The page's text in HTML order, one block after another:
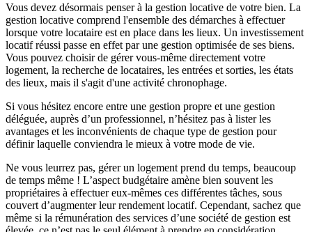
Vous devez désormais penser à la gestion locative de votre bien. La
gestion locative comprend l'ensemble des démarches à effectuer
lorsque votre locataire est en place dans les lieux. Un investissement
locatif réussi passe en effet par une gestion optimisée de ses biens.
Vous pouvez choisir de gérer vous-même directement votre
logement, la recherche de locataires, les entrées et sorties, les états
des lieux, mais il s'agit d'une activité chronophage.
Si vous hésitez encore entre une gestion propre et une gestion
déléguée, auprès d’un professionnel, n’hésitez pas à lister les
avantages et les inconvénients de chaque type de gestion pour
définir laquelle conviendra le mieux à votre mode de vie.
Ne vous leurrez pas, gérer un logement prend du temps, beaucoup
de temps même ! L’aspect budgétaire amène bien souvent les
propriétaires à effectuer eux-mêmes ces différentes tâches, sous
couvert d’augmenter leur rendement locatif. Cependant, sachez que
même si la rémunération des services d’une société de gestion est